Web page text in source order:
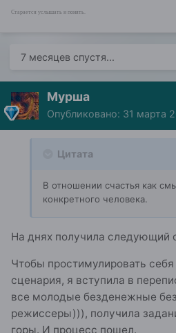
Старается услышать и понять.
7 месяцев спустя...
Мурша
Опубликовано: 31 марта
Цитата
В отношении счастья как
конкретного человека.
На днях получила следующий
Чтобы простимулировать
сценария, я вступила в
все молодые безденежные
режиссеры))), получила
горы. И процесс пошел.